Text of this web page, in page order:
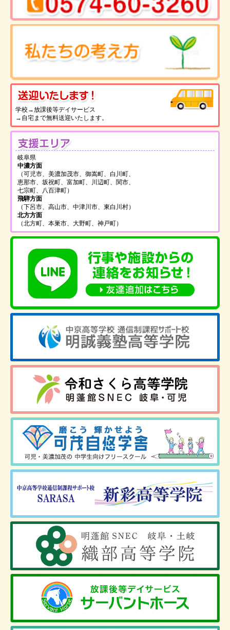
学校→放課後等デイサービス
→自宅まで無料送迎いたします。
岐阜県
中濃方面
（可児市、美濃加茂市、御嵩町、白川町、
恵那市、坂祝町、富加町、川辺町、関市、
七宗町、八百津町）
飛騨方面
（下呂市、高山市、中津川市、東白川村）
北方方面
（北方町、本巣市、大野町、神戸町）